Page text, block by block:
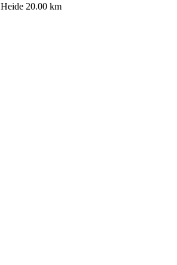
Heide 20.00 km